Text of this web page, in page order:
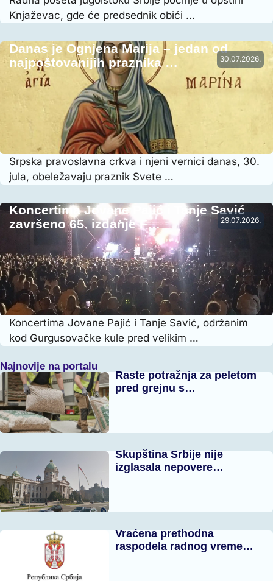
Knjaževac, gde će predsednik obići …
30.07.2026.
Danas je Ognjena Marija – jedan od
najpoštovanijih praznika …
Srpska pravoslavna crkva i njeni vernici danas, 30.
jula, obeležavaju praznik Svete …
29.07.2026.
Koncertima Jovane Pajić i Tanje Savić
završeno 65. izdanje F…
Koncertima Jovane Pajić i Tanje Savić, održanim
kod Gurgusovačke kule pred velikim …
Najnovije na portalu
Raste potražnja za peletom
pred grejnu s…
Skupština Srbije nije
izglasala nepovere…
Vraćena prethodna
raspodela radnog vreme…